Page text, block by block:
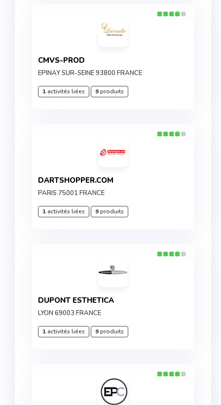
CMVS-PROD
EPINAY SUR-SEINE 93800 FRANCE
1activités liées 9produits
DARTSHOPPER.COM
PARIS 75001 FRANCE
1activités liées 9produits
DUPONT ESTHETICA
LYON 69003 FRANCE
1activités liées 9produits